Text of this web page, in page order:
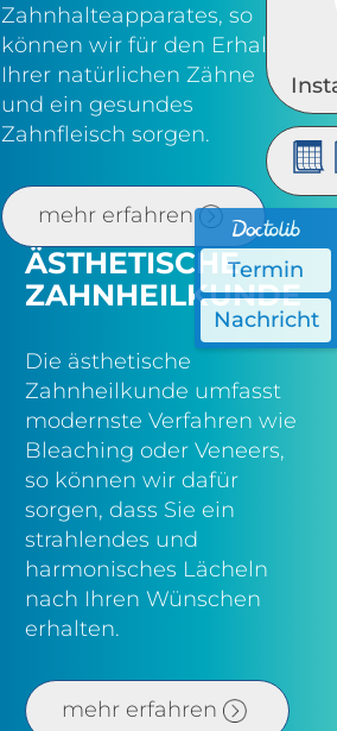
Termin
Nachricht
Zahnhalteapparates, so
können wir für den Erhalt
Ihrer natürlichen Zähne
und ein gesundes
Zahnfleisch sorgen.
mehr erfahren
ÄSTHETISCHE
ZAHNHEILKUNDE
Die ästhetische
Zahnheilkunde umfasst
modernste Verfahren wie
Bleaching oder Veneers,
so können wir dafür
sorgen, dass Sie ein
strahlendes und
harmonisches Lächeln
nach Ihren Wünschen
erhalten.
mehr erfahren